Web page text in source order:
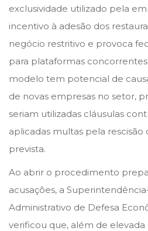
e
d
o
n
m
a
r
ç
o
d
e
2
e
d
i
n
exclusividade utilizado pela
incentivo à adesão dos
negócio restritivo e provoca
para plataformas
modelo tem potencial de
de novas empresas no setor,
seriam utilizadas cláusulas
aplicadas multas pela rescisão
prevista.
Ao abrir o procedimento
acusações, a
Administrativo de Defesa
verificou que, além de